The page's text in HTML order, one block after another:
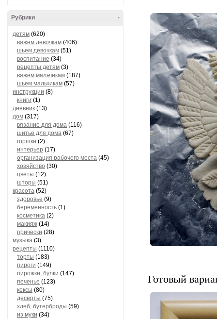
-
Рубрики
детям (620)
вяжем девочкам (406)
шьем девочкам (51)
воспитание (34)
рецепты детям (3)
вяжем мальчикам (187)
шьем мальчикам (57)
инструкции (8)
книги (1)
дневник (13)
дом (317)
вязание для дома (116)
шитье для дома (67)
горшки (2)
интерьер (17)
организация рабочего места (45)
хозяйство (30)
цветы (12)
шторы (51)
красота (52)
здоровье (9)
беременность (1)
косметика (2)
макияж (14)
прически (28)
музыка (3)
рецепты (1110)
торты (183)
пироги (149)
пирожки, булки (147)
печенье (123)
кексы (80)
десерты (75)
хлеб, бутерброды (59)
из муки (34)
Готовый